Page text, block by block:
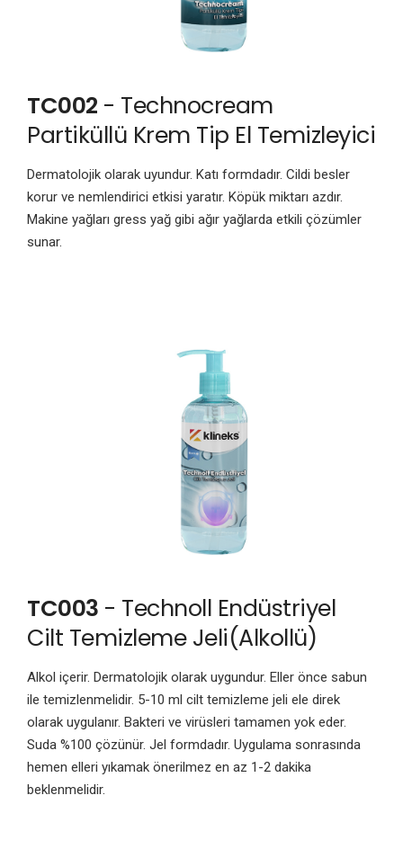
TC002 - Technocream
Partiküllü Krem Tip El Temizleyici
Dermatolojik olarak uyundur. Katı formdadır. Cildi besler
korur ve nemlendirici etkisi yaratır. Köpük miktarı azdır.
Makine yağları gress yağ gibi ağır yağlarda etkili çözümler
sunar.
TC003 - Technoll Endüstriyel
Cilt Temizleme Jeli(Alkollü)
Alkol içerir. Dermatolojik olarak uygundur. Eller önce sabun
ile temizlenmelidir. 5-10 ml cilt temizleme jeli ele direk
olarak uygulanır. Bakteri ve virüsleri tamamen yok eder.
Suda %100 çözünür. Jel formdadır. Uygulama sonrasında
hemen elleri yıkamak önerilmez en az 1-2 dakika
beklenmelidir.